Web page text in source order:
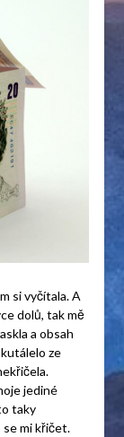
si vyčítala. A
dolů, tak mě
a obsah
ze
jediné
taky
se mi křičet.